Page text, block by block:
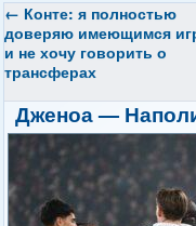
← Конте: я полностью
доверяю имеющимся
и не хочу говорить о
трансферах
Дженоа —